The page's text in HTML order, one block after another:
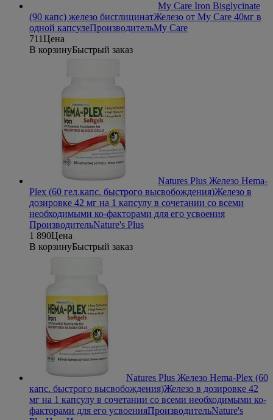
My Care Iron Bisglycinate
(90 капс) железо бисглицинатЖелезо от My Care 40мг в
одной капсулеПроизводительMy Care
711Цена
В корзинуБыстрый заказ
Natures Plus Железо Hema-
Plex (60 гел.капс. быстрого высвобождения)Железо в
дозировке 42 мг на 1 капсулу в сочетании со всеми
необходимыми ко-факторами для его усвоения
ПроизводительNature's Plus
1 890Цена
В корзинуБыстрый заказ
Natures Plus Железо Hema-Plex (60
капс. быстрого высвобождения)Железо в дозировке 42
мг на 1 капсулу в сочетании со всеми необходимыми ко-
факторами для его усвоенияПроизводительNature's